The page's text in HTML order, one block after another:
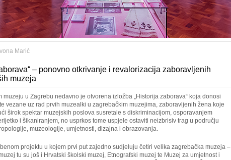
Marić
– ponovno otkrivanje i revalorizacija zaboravljenih
muzeja
muzeju u Zagrebu nedavno je otvorena izložba „Historija zaborava“ koja donosi
vezane uz rad prvih muzealki u zagrebačkim muzejima, zaboravljenih žena koje
širok spektar muzejskih poslova susretale s diskriminacijom, osporavanjem
i šikaniranjem, no usprkos tome uspjele ostaviti neizbrisiv trag u području
muzeologije, umjetnosti, dizajna i obrazovanja.
projektu u kojem prvi put zajedno sudjeluju četiri velika zagrebačka muzeja –
tu su još i Hrvatski školski muzej, Etnografski muzej te Muzej za umjetnost i